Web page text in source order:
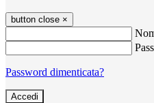
button close ×
Password dimenticata?